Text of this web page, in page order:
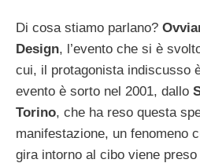
Di cosa stiamo parlano?
Design, l’evento che si è
cui, il protagonista indiscusso
evento è sorto nel 2001, dallo
Torino, che ha reso questa
manifestazione, un fenomeno
gira intorno al cibo viene